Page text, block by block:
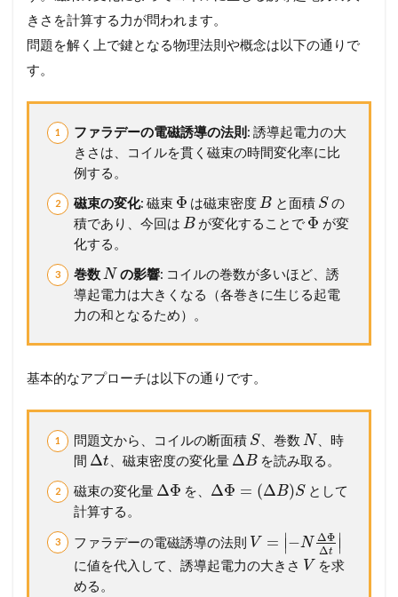
きさを計算する力が問われます。
問題を解く上で鍵となる物理法則や概念は以下の通りで
す。
ファラデーの電磁誘導の法則 : 誘導起電力の大
きさは、コイルを貫く磁束の時間変化率に比
例する。
磁束の変化: 磁束 Φ は磁束密度 B と面積 Sの
積であり、今回は B が変化することで Φ が変
化する。
巻数N の影響: コイルの巻数が多いほど、誘
導起電力は大きくなる（各巻きに生じる起電
力の和となるため）。
基本的なアプローチは以下の通りです。
問題文から、コイルの断面積 S、巻数 N
、時
間 Δt 、磁束密度の変化量 ΔB を読み取る。
磁束の変化量 ΔΦ を、 ΔΦ = (ΔB)Sとして
計算する。
ファラデーの電磁誘導の法則 V = ∣∣−N ΔΦ
Δt
∣∣
に値を代入して、誘導起電力の大きさ V を求
める。